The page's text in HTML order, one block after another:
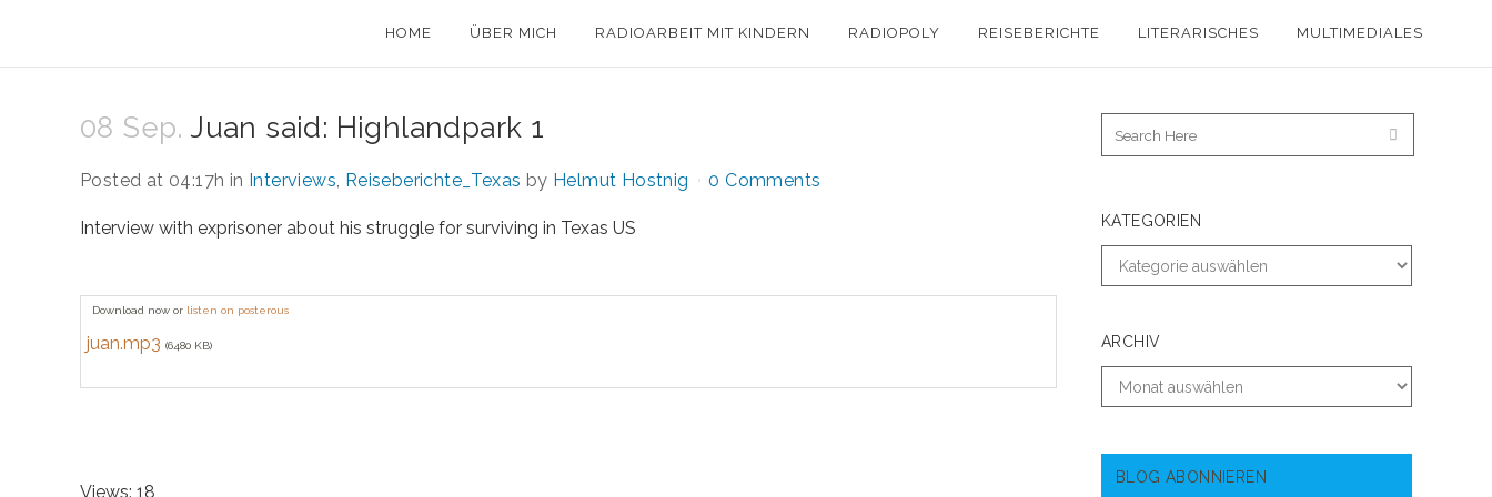
HOME ÜBER MICH RADIOARBEIT MIT KINDERN RADIOPOLY REISEBERICHTE LITERARISCHES MULTIMEDIALES
08 Sep. Juan said: Highlandpark 1
Posted at 04:17h in Interviews, Reiseberichte_Texas by Helmut Hostnig 0 Comments
Interview with exprisoner about his struggle for surviving in Texas US
Download now or listen on posterous
juan.mp3 (6480 KB)
Views: 18
KATEGORIEN
ARCHIV
BLOG ABONNIEREN